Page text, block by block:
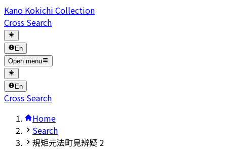
Kano Kokichi Collection
Cross Search
En
Open menu
En
Cross Search
Home
Search
規矩元法町見辨疑 2